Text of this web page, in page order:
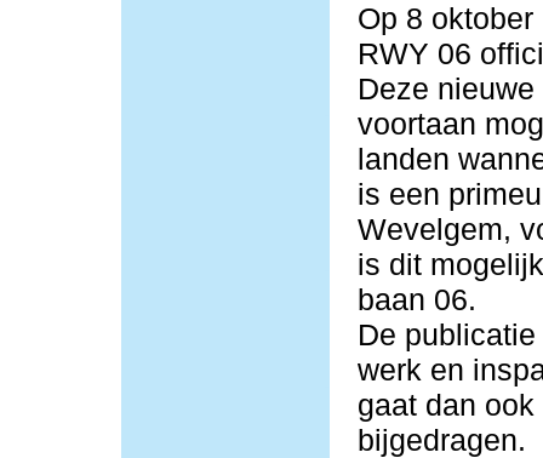
Op 8
RWY 06
Deze
voortaan
landen
is een
Wevelgem,
is dit
baan 06.
De
werk en
gaat dan
bijgedragen.